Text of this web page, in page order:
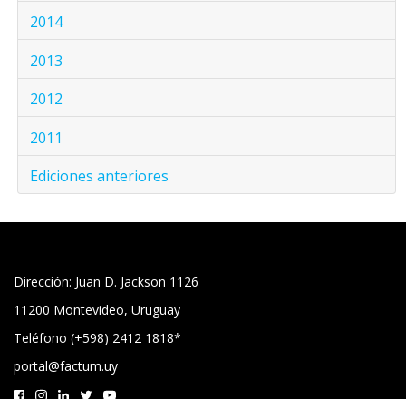
2014
2013
2012
2011
Ediciones anteriores
Dirección: Juan D. Jackson 1126
11200 Montevideo, Uruguay
Teléfono (+598) 2412 1818*
portal@factum.uy